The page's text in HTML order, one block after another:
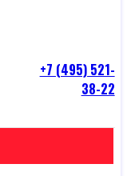
+7 (495) 521-
38-22